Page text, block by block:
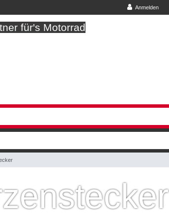
Anmelden
für's Motorrad